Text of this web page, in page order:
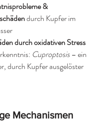
&
durch Kupfer im
durch oxidativen Stress
Cuproptosis – ein
durch Kupfer ausgelöster
Mechanismen